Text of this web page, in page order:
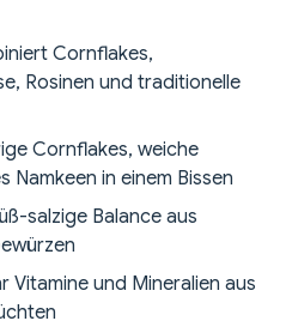
Cornflakes,
Rosinen und traditionelle
Cornflakes, weiche
Namkeen in einem Bissen
salzige Balance aus
Vitamine und Mineralien aus